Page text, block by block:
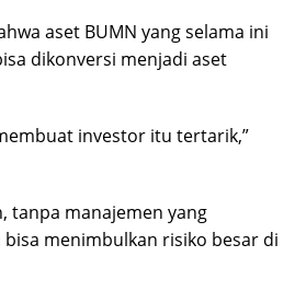
aset BUMN yang selama ini
dikonversi menjadi aset
investor itu tertarik,”
tanpa manajemen yang
menimbulkan risiko besar di